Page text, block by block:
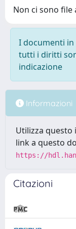
Non ci sono
I documenti
tutti i diritti
indicazione
Informazioni
Utilizza
link a questo
https://
Citazioni